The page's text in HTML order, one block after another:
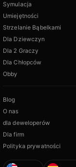
Symulacja
Umiejętności
Strzelanie Bąbelkami
Dla Dziewczyn
Dla 2 Graczy
Dla Chłopców
Obby
Blog
O nas
dla deweloperów
Dla firm
Polityka prywatności